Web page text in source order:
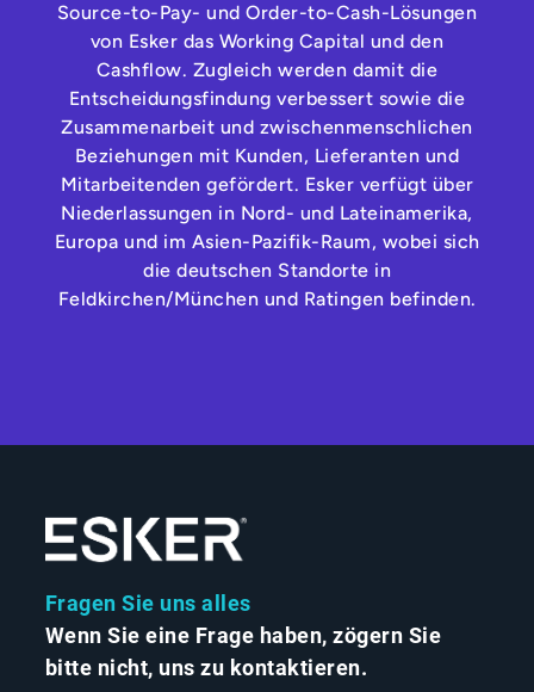
Source-to-Pay- und Order-to-Cash-Lösungen
von Esker das Working Capital und den
Cashflow. Zugleich werden damit die
Entscheidungsfindung verbessert sowie die
Zusammenarbeit und zwischenmenschlichen
Beziehungen mit Kunden, Lieferanten und
Mitarbeitenden gefördert. Esker verfügt über
Niederlassungen in Nord- und Lateinamerika,
Europa und im Asien-Pazifik-Raum, wobei sich
die deutschen Standorte in
Feldkirchen/München und Ratingen befinden.
Fragen Sie uns alles
Wenn Sie eine Frage haben, zögern Sie
bitte nicht, uns zu kontaktieren.